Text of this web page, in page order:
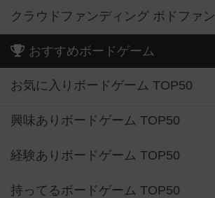
クラウドファンディング ボドファン
おすすめボードゲーム
お気に入りボードゲーム TOP50
興味ありボードゲーム TOP50
経験ありボードゲーム TOP50
持ってるボードゲーム TOP50